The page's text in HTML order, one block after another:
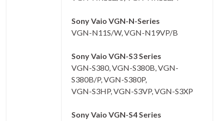
Sony Vaio VGN-N-Series
VGN-N11S/W, VGN-N19VP/B
Sony Vaio VGN-S3 Series
VGN-S380, VGN-S380B, VGN-
S380B/P, VGN-S380P,
VGN-S3HP, VGN-S3VP, VGN-S3XP
Sony Vaio VGN-S4 Series